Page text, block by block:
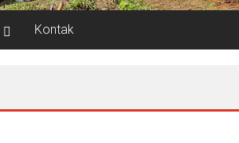
Kontak